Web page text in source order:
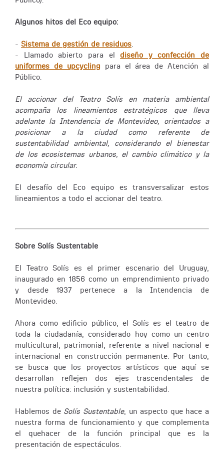
Algunos hitos del Eco equipo:
- Sistema de gestión de residuos
- Llamado abierto para eldiseño y confección de
uniformes de upcycling para el área de Atención al
Público.
El accionar del Teatro Solís en materia ambiental
acompaña los lineamientos estratégicos que lleva
adelante la Intendencia de Montevideo, orientados a
posicionar a la ciudad como referente de
sustentabilidad ambiental, considerando el bienestar
de los ecosistemas urbanos, el cambio climático y la
economía circular.
El desafío del Eco equipo es transversalizar estos
lineamientos a todo el accionar del teatro.
Sobre Solís Sustentable
El Teatro Solís es el primer escenario del Uruguay,
inaugurado en 1856 como un emprendimiento privado
y desde 1937 pertenece a la Intendencia de
Montevideo.
Ahora como edificio público, el Solís es el teatro de
toda la ciudadanía, considerado hoy como un centro
multicultural, patrimonial, referente a nivel nacional e
internacional en construcción permanente. Por tanto,
se busca que los proyectos artísticos que aquí se
desarrollan reflejen dos ejes trascendentales de
nuestra política: inclusión y sustentabilidad.
Hablemos de Solís Sustentable, un aspecto que hace a
nuestra forma de funcionamiento y que complementa
el quehacer de la función principal que es la
presentación de espectáculos.